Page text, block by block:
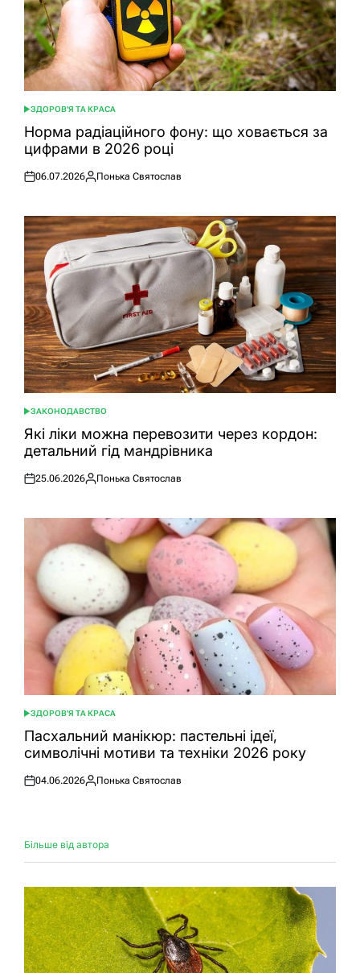
ОПУБЛІКУВАТИ
У
ЗДОРОВ'Я ТА КРАСА
Норма радіаційного фону: що ховається за
цифрами в 2026 році
Оприлюднено
06.07.2026
Опубліковано
Понька Святослав
ОПУБЛІКУВАТИ
У
ЗАКОНОДАВСТВО
Які ліки можна перевозити через кордон:
детальний гід мандрівника
Оприлюднено
25.06.2026
Опубліковано
Понька Святослав
ОПУБЛІКУВАТИ
У
ЗДОРОВ'Я ТА КРАСА
Пасхальний манікюр: пастельні ідеї,
символічні мотиви та техніки 2026 року
Оприлюднено
04.06.2026
Опубліковано
Понька Святослав
Більше від автора